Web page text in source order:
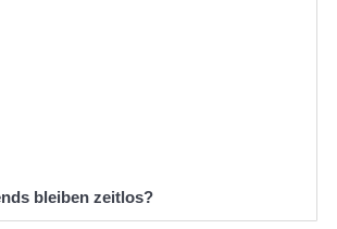
bleiben zeitlos?